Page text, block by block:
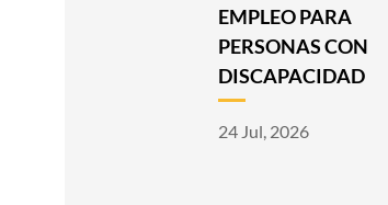
EMPLEO PARA
PERSONAS CON
DISCAPACIDAD
24 Jul, 2026